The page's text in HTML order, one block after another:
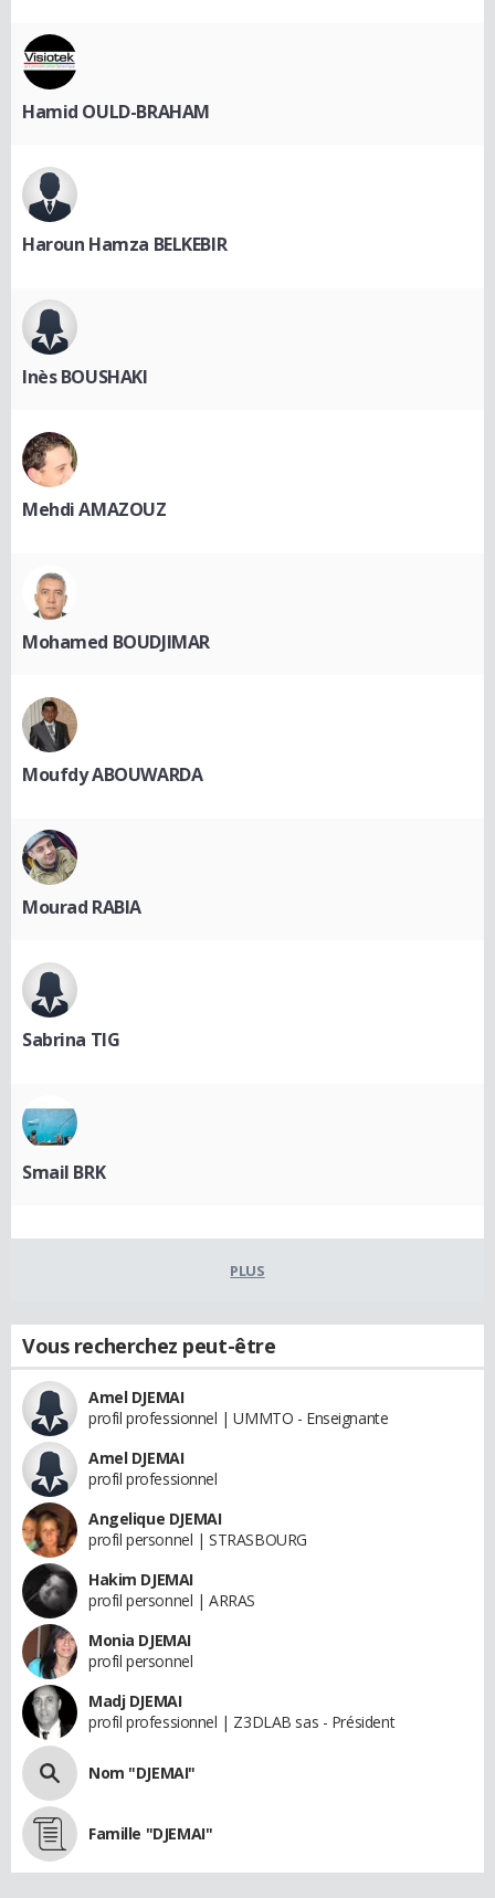
Hamid OULD-BRAHAM
Haroun Hamza BELKEBIR
Inès BOUSHAKI
Mehdi AMAZOUZ
Mohamed BOUDJIMAR
Moufdy ABOUWARDA
Mourad RABIA
Sabrina TIG
Smail BRK
PLUS
Vous recherchez peut-être
Amel DJEMAI
profil professionnel | UMMTO - Enseignante
Amel DJEMAI
profil professionnel
Angelique DJEMAI
profil personnel | STRASBOURG
Hakim DJEMAI
profil personnel | ARRAS
Monia DJEMAI
profil personnel
Madj DJEMAI
profil professionnel | Z3DLAB sas - Président
Nom "DJEMAI"
Famille "DJEMAI"